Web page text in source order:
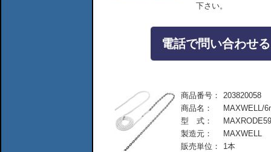
下さい。
電話で問い合わせ
商品番号：
203820058
商品名：
MAXWELL/
型 式：
MAXRODE59
製造元：
MAXWELL
販売単位：
1本